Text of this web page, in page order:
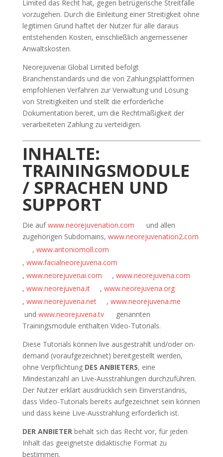
Limited das Recht hat, gegen betrügerische Streitfälle
vorzugehen. Durch die Einleitung einer Streitigkeit ohne
legitimen Grund haftet der Nutzer für alle daraus
entstehenden Kosten, einschließlich angemessener
Anwaltskosten.
Neorejuvenai Global Limited befolgt
Branchenstandards und die von Zahlungsplattformen
empfohlenen Verfahren zur Verwaltung und Lösung
von Streitigkeiten und stellt die erforderliche
Dokumentation bereit, um die Rechtmäßigkeit der
verarbeiteten Zahlung zu verteidigen.
INHALTE:
TRAININGSMODULE
/ SPRACHEN UND
SUPPORT
Die auf www.neorejuvenation.com
und allen
zugehörigen Subdomains, www.neorejuvenation2.com
, www.antoniomoll.com
, www.facialneorejuvena.com
, www.neorejuvenai.com , www.neorejuvena.com
, www.neorejuvena.it , www.neorejuvena.org
, www.neorejuvena.net , www.neorejuvena.me
und www.neorejuvena.tv
genannten
Trainingsmodule enthalten Video-Tutorials.
Diese Tutorials können live ausgestrahlt und/oder on-
demand (voraufgezeichnet) bereitgestellt werden,
ohne Verpflichtung DES ANBIETERS, eine
Mindestanzahl an Live-Ausstrahlungen durchzuführen.
Der Nutzer erklärt ausdrücklich sein Einverständnis,
dass Video-Tutorials bereits aufgezeichnet sein können
und dass keine Live-Ausstrahlung erforderlich ist.
DER ANBIETER behält sich das Recht vor, für jeden
Inhalt das geeignetste didaktische Format zu
bestimmen.